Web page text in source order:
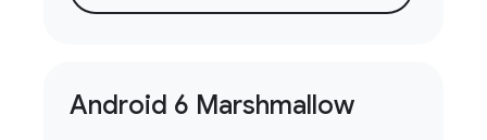
Android 6 Marshmallow